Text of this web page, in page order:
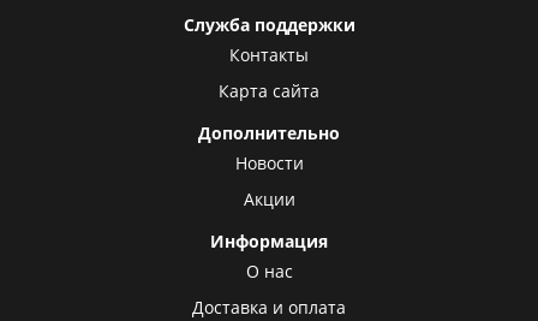
Служба поддержки
Контакты
Карта сайта
Дополнительно
Новости
Акции
Информация
О нас
Доставка и оплата